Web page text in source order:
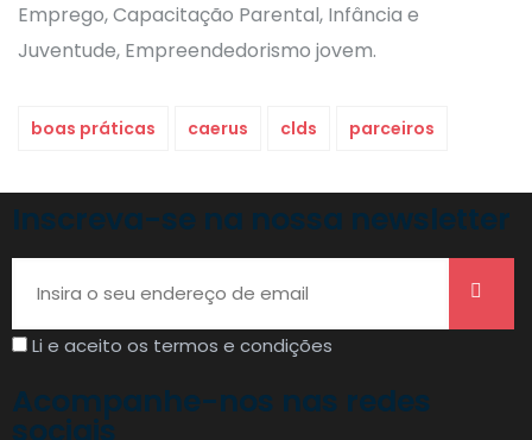
Emprego, Capacitação Parental, Infância e
Juventude, Empreendedorismo jovem.
boas práticas caerus clds parceiros
Inscreva-se na nossa newsletter
Li e aceito os termos e condições
Acompanhe-nos nas redes
sociais